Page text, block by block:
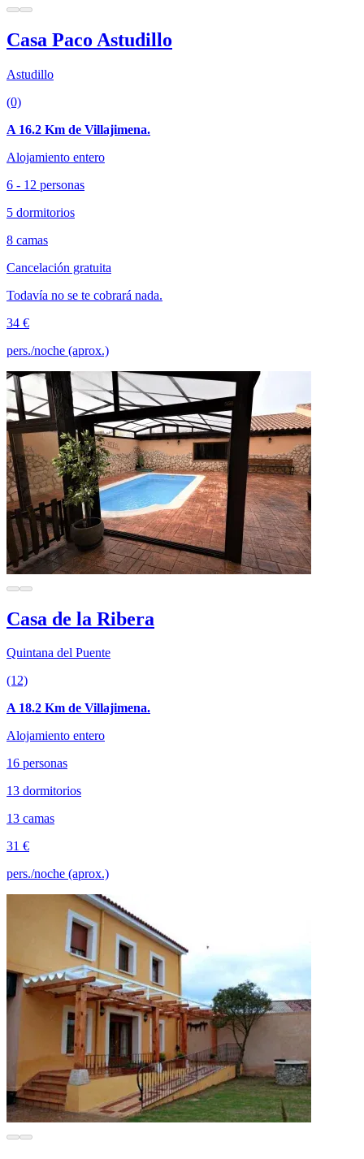
Casa Paco Astudillo
Astudillo
(0)
A 16.2 Km de Villajimena.
Alojamiento entero
6 - 12 personas
5 dormitorios
8 camas
Cancelación gratuita
Todavía no se te cobrará nada.
34 €
pers./noche (aprox.)
Casa de la Ribera
Quintana del Puente
(12)
A 18.2 Km de Villajimena.
Alojamiento entero
16 personas
13 dormitorios
13 camas
31 €
pers./noche (aprox.)